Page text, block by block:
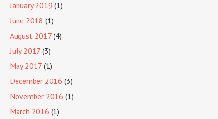
January 2019 (1)
June 2018 (1)
August 2017 (4)
July 2017 (3)
May 2017 (1)
December 2016 (3)
November 2016 (1)
March 2016 (1)